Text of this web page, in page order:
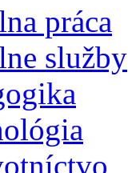
práca
služby